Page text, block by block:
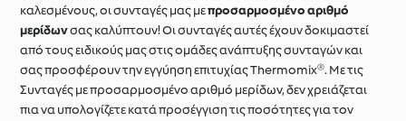
καλεσμένους, οι συνταγές μας μεπροσαρμοσμένο αριθμό
μερίδωνσας καλύπτουν! Οι συνταγές αυτές έχουν δοκιμαστεί
από τους ειδικούς μας στις ομάδες ανάπτυξης συνταγών και
σας προσφέρουν την εγγύηση επιτυχίας Thermomix®. Με τις
Συνταγές με προσαρμοσμένο αριθμό μερίδων, δεν χρειάζεται
πια να υπολογίζετε κατά προσέγγιση τις ποσότητες για τον